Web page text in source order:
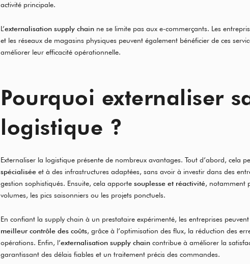
activité principale.
L’externalisation supply chain ne se limite pas aux e-commerçants. Les
et les réseaux de magasins physiques peuvent également bénéficier de ces
améliorer leur efficacité opérationnelle.
Pourquoi externaliser
logistique ?
Externaliser la logistique présente de nombreux avantages. Tout d’abord, cela
spécialisée et à des infrastructures adaptées, sans avoir à investir dans des
gestion sophistiqués. Ensuite, cela apporte souplesse et réactivité, notamment
volumes, les pics saisonniers ou les projets ponctuels.
En confiant la supply chain à un prestataire expérimenté, les entreprises
meilleur contrôle des coûts, grâce à l’optimisation des flux, la réduction des
opérations. Enfin, l’externalisation supply chain contribue à améliorer la
garantissant des délais fiables et un traitement précis des commandes.